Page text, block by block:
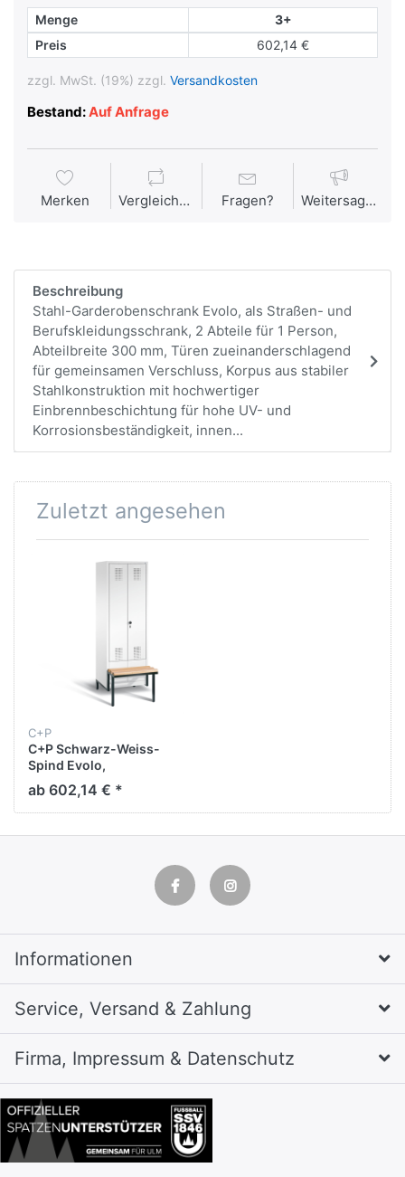
Menge
3+
Preis
602,14 €
zzgl. MwSt. (19%) zzgl. Versandkosten
Bestand:Auf Anfrage
Merken Vergleichen Fragen? Weitersagen
Beschreibung
Stahl-Garderobenschrank Evolo, als Straßen- und
Berufskleidungsschrank, 2 Abteile für 1 Person,
Abteilbreite 300 mm, Türen zueinanderschlagend
für gemeinsamen Verschluss, Korpus aus stabiler
Stahlkonstruktion mit hochwertiger
Einbrennbeschichtung für hohe UV- und
Korrosionsbeständigkeit, innen...
Zuletzt angesehen
C+P
C+P Schwarz-Weiss-
Spind Evolo,
H1850xB610xT815mm
ab 602,14 € *
Informationen
Service, Versand & Zahlung
Firma, Impressum & Datenschutz